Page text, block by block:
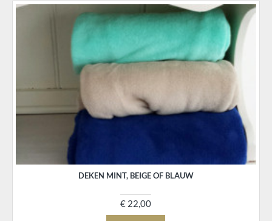
DEKEN MINT, BEIGE OF BLAUW
€ 22,00